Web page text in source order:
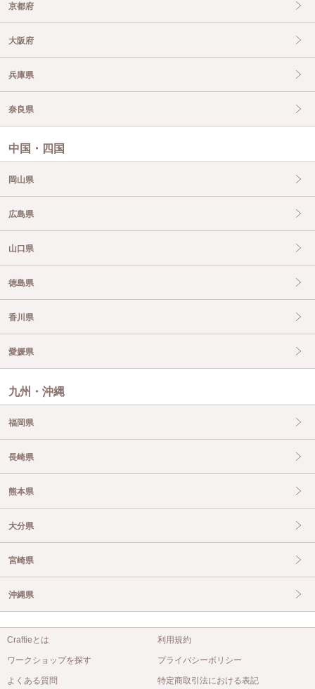
京都府
大阪府
兵庫県
奈良県
中国・四国
岡山県
広島県
山口県
徳島県
香川県
愛媛県
九州・沖縄
福岡県
長崎県
熊本県
大分県
宮崎県
沖縄県
Craftieとは
ワークショップを探す
よくある質問
利用規約
プライバシーポリシー
特定商取引法における表記